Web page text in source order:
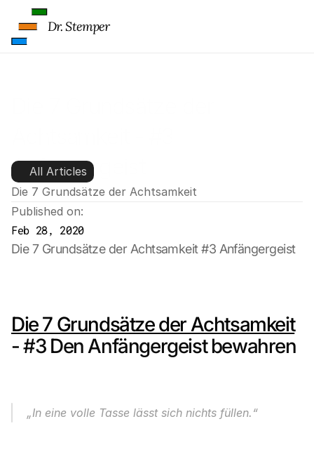
Anfängergeist
All Articles
Die 7 Grundsätze der Achtsamkeit
Published on:
Feb 28, 2020
Die 7 Grundsätze der Achtsamkeit #3 Anfängergeist
Die 7 Grundsätze der Achtsamkeit
- #3 Den Anfängergeist bewahren
„In eine volle Tasse lässt sich nichts füllen.“
Dr. Stemper